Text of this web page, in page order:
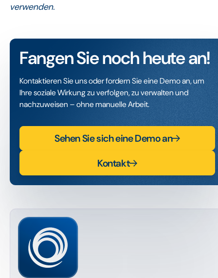
verwenden.
Fangen Sie noch heute an!
Kontaktieren Sie uns oder fordern Sie eine Demo an, um
Ihre soziale Wirkung zu verfolgen, zu verwalten und
nachzuweisen – ohne manuelle Arbeit.
Sehen Sie sich eine Demo an
Kontakt